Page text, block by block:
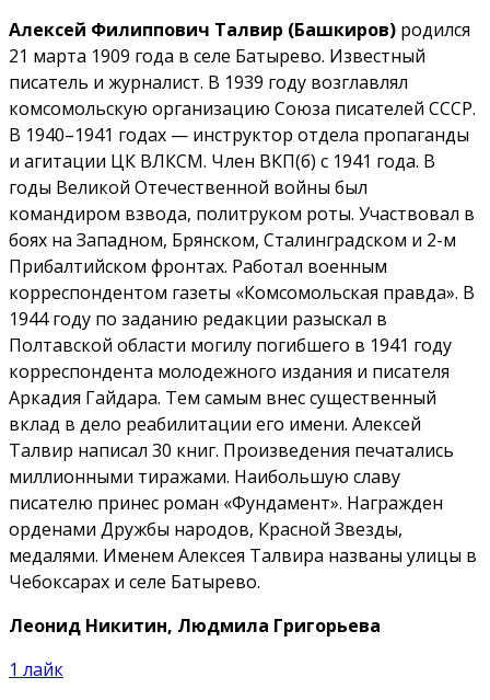
Алексей Филиппович Талвир (Башкиров) родился
21 марта 1909 года в селе Батырево. Известный
писатель и журналист. В 1939 году возглавлял
комсомольскую организацию Союза писателей СССР.
В 1940–1941 годах — инструктор отдела пропаганды
и агитации ЦК ВЛКСМ. Член ВКП(б) с 1941 года. В
годы Великой Отечественной войны был
командиром взвода, политруком роты. Участвовал в
боях на Западном, Брянском, Сталинградском и 2-м
Прибалтийском фронтах. Работал военным
корреспондентом газеты «Комсомольская правда». В
1944 году по заданию редакции разыскал в
Полтавской области могилу погибшего в 1941 году
корреспондента молодежного издания и писателя
Аркадия Гайдара. Тем самым внес существенный
вклад в дело реабилитации его имени. Алексей
Талвир написал 30 книг. Произведения печатались
миллионными тиражами. Наибольшую славу
писателю принес роман «Фундамент». Награжден
орденами Дружбы народов, Красной Звезды,
медалями. Именем Алексея Талвира названы улицы в
Чебоксарах и селе Батырево.
Леонид Никитин, Людмила Григорьева
1 лайк